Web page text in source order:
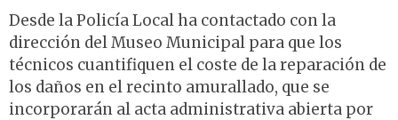
Desde la Policía Local ha contactado con la
dirección del Museo Municipal para que los
técnicos cuantifiquen el coste de la reparación de
los daños en el recinto amurallado, que se
incorporarán al acta administrativa abierta por